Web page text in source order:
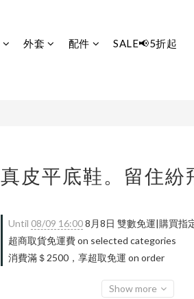
外套 配件 SALE📢5折起
真皮平底鞋。留住紛
Until 08/09 16:008月8日 雙數免運|購買指
超商取貨免運費 on selected categories
消費滿＄2500，享超取免運 on order
Show more